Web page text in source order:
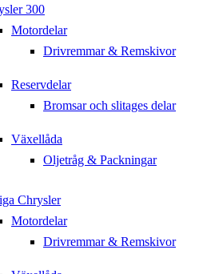
300
Motordelar
Drivremmar & Remskivor
Reservdelar
Bromsar och slitages delar
Växellåda
Oljetråg & Packningar
Chrysler
Motordelar
Drivremmar & Remskivor